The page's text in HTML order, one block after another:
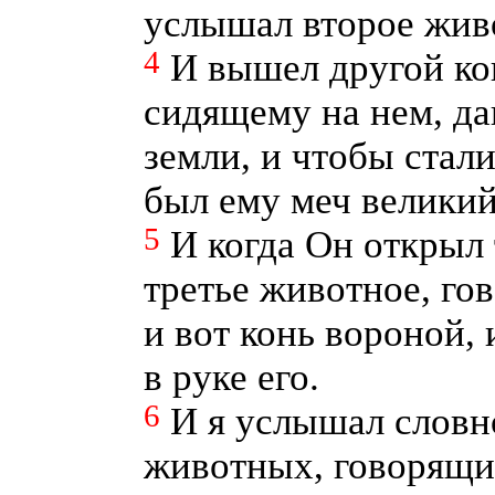
услышал второе
4 И вышел другой
сидящему на нем,
земли, и чтобы
был ему меч
5 И когда Он открыл
третье животное,
и вот конь
в руке его.
6 И я услышал
животных,